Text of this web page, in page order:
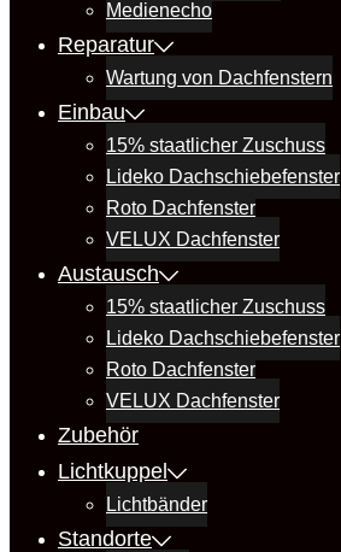
Medienecho
Reparatur
Wartung von Dachfenstern
Einbau
15% staatlicher Zuschuss
Lideko Dachschiebefenster
Roto Dachfenster
VELUX Dachfenster
Austausch
15% staatlicher Zuschuss
Lideko Dachschiebefenster
Roto Dachfenster
VELUX Dachfenster
Zubehör
Lichtkuppel
Lichtbänder
Standorte